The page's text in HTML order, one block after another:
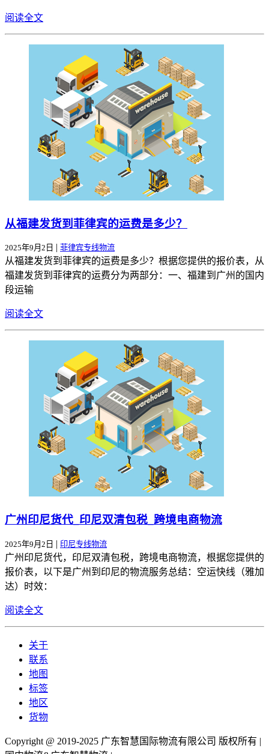
阅读全文
从福建发货到菲律宾的运费是多少？
2025年9月2日 | 菲律宾专线物流
从福建发货到菲律宾的运费是多少？根据您提供的报价表，从
福建发货到菲律宾的运费分为两部分：一、福建到广州的国内
段运输
阅读全文
广州印尼货代_印尼双清包税_跨境电商物流
2025年9月2日 | 印尼专线物流
广州印尼货代，印尼双清包税，跨境电商物流，根据您提供的
报价表，以下是广州到印尼的物流服务总结：空运快线（雅加
达）时效：
阅读全文
关于
联系
地图
标签
地区
货物
Copyright @ 2019-2025 广东智慧国际物流有限公司 版权所有 |